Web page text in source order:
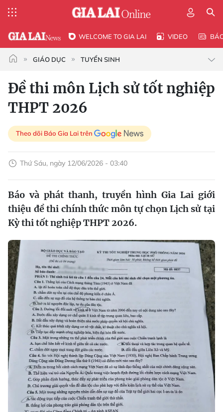
WELCOME TO GIA LAI VIDEO
GIÁO DỤC TUYỂN SINH
Đề thi môn Lịch sử tốt nghiệp
THPT 2026
Theo dõi Báo Gia Lai trên
Thứ Sáu, ngày 12/06/2026 - 03:40
Báo và phát thanh, truyền hình Gia Lai giới
thiệu đề thi chính thức môn tự chọn Lịch sử tại
Kỳ thi tốt nghiệp THPT 2026.